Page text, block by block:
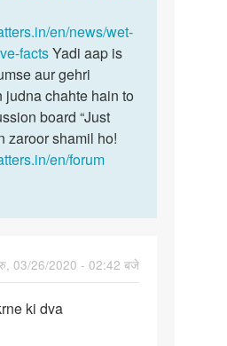
en/news/wet-
factsYadi aap is
aur gehri
judna chahte hain to
board “Just
zaroor shamil ho!
en/forum
03/26/2020 - 02:42 बजे
ki dva